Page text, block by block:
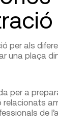
per als
una plaça
per a
relacionats
de